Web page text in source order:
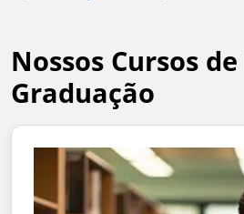
Nossos Cursos de
Graduação